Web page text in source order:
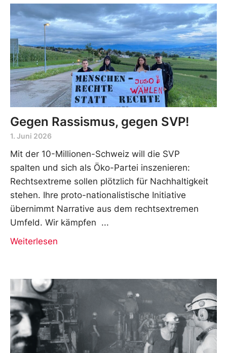
Gegen Rassismus, gegen SVP!
1. Juni 2026
Mit der 10-Millionen-Schweiz will die SVP
spalten und sich als Öko-Partei inszenieren:
Rechtsextreme sollen plötzlich für Nachhaltigkeit
stehen. Ihre proto-nationalistische Initiative
übernimmt Narrative aus dem rechtsextremen
Umfeld. Wir kämpfen
Weiterlesen